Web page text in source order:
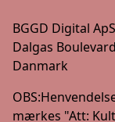
BGGD Digital
Dalgas
Danmark
OBS:
mærkes "Att: